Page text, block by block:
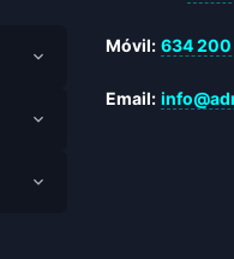
Móvil: 634
Email: